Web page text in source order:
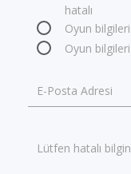
hatalı
Oyun
Oyun
E-Posta Adresi
Lütfen hatalı